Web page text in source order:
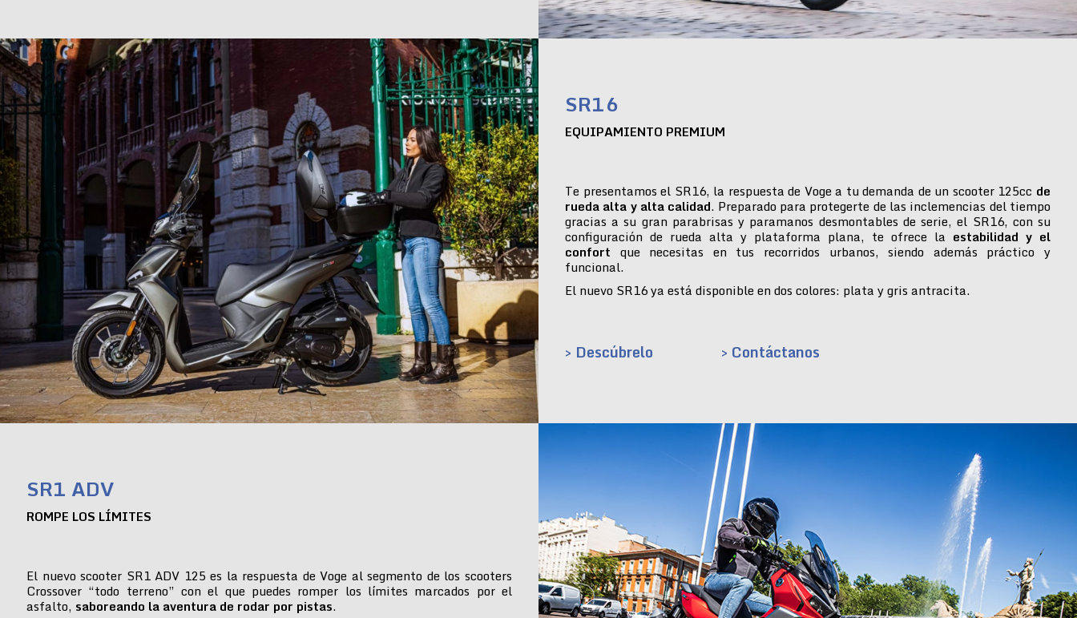
SR16
EQUIPAMIENTO PREMIUM
Te presentamos el SR16, la respuesta de Voge a tu demanda de un scooter 125cc de
rueda alta y alta calidad. Preparado para protegerte de las inclemencias del tiempo
gracias a su gran parabrisas y paramanos desmontables de serie, el SR16, con su
configuración de rueda alta y plataforma plana, te ofrece la estabilidad y el
confort que necesitas en tus recorridos urbanos, siendo además práctico y
funcional.
El nuevo SR16 ya está disponible en dos colores: plata y gris antracita.
> Descúbrelo > Contáctanos
SR1 ADV
ROMPE LOS LÍMITES
El nuevo scooter SR1 ADV 125 es la respuesta de Voge al segmento de los scooters
Crossover “todo terreno” con el que puedes romper los límites marcados por el
asfalto, saboreando la aventura de rodar por pistas.